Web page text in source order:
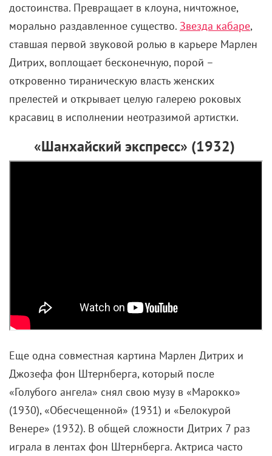
достоинства. Превращает в клоуна, ничтожное,
морально раздавленное существо. Звезда кабаре,
ставшая первой звуковой ролью в карьере Марлен
Дитрих, воплощает бесконечную, порой –
откровенно тираническую власть женских
прелестей и открывает целую галерею роковых
красавиц в исполнении неотразимой артистки.
«Шанхайский экспресс» (1932)
Еще одна совместная картина Марлен Дитрих и
Джозефа фон Штернберга, который после
«Голубого ангела» снял свою музу в «Марокко»
(1930), «Обесчещенной» (1931) и «Белокурой
Венере» (1932). В общей сложности Дитрих 7 раз
играла в лентах фон Штернберга. Актриса часто